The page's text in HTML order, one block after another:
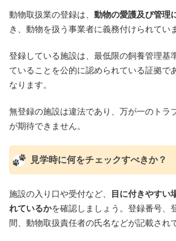
動物取扱業の登録は、 動物の愛護及び管理
き、動物を扱う事業者に義務付けられてい
登録している施設は、最低限の飼養管理基
ていることを公的に認められている証拠で
なります。
無登録の施設は違法であり、万が一のトラ
が期待できません。
見学時に何をチェックすべきか？
施設の入り口や受付など、
目に付きやすい
れているかを確認しましょう。登録番号、
間、動物取扱責任者の氏名などが記載され